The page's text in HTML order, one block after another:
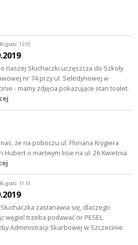
godz. 12:01
naszej Słuchaczki uczęszcza do Szkoły
nr 74 przy ul. Seledynowej w
- mamy zdjęcia pokazujące stan toalet.
że na poboczu ul. Floriana Krygiera
Hubert o martwym lisie na ul. 26 Kwietnia.
godz. 11:51
zastanawia się, dlaczego
węgiel trzeba podawać nr PESEL.
Administracji Skarbowej w Szczecinie